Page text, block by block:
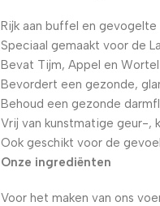
Rijk aan buffel en gevogelte
Speciaal gemaakt voor de
Bevat Tijm, Appel en Wortel
Bevordert een gezonde,
Behoud een gezonde
Vrij van kunstmatige geur-,
Ook geschikt voor de
Onze ingrediënten
Voor het maken van ons